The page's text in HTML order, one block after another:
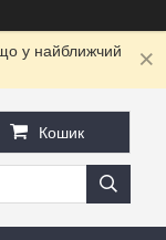
у найближчий
Кошик